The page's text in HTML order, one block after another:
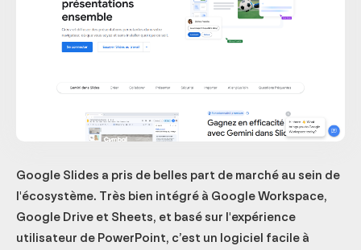
Google Slides a pris de belles part de marché au sein de
l'écosystème. Très bien intégré à Google Workspace,
Google Drive et Sheets, et basé sur l'expérience
utilisateur de PowerPoint, c’est un logiciel facile à